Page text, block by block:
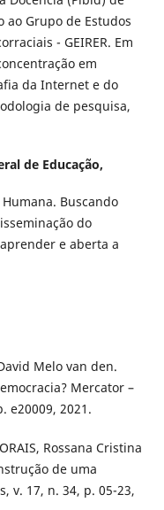
ao Grupo de Estudos
- GEIRER. Em
em
da Internet e do
de pesquisa,
de Educação,
Buscando
do
e aberta a
Melo van den.
Mercator –
e20009, 2021.
Rossana Cristina
de uma
v. 17, n. 34, p. 05-23,